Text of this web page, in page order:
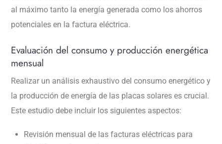
al máximo tanto la energía generada como los ahorros
potenciales en la factura eléctrica.
Evaluación del consumo y producción energética
mensual
Realizar un análisis exhaustivo del consumo energético y
la producción de energía de las placas solares es crucial.
Este estudio debe incluir los siguientes aspectos:
Revisión mensual de las facturas eléctricas para